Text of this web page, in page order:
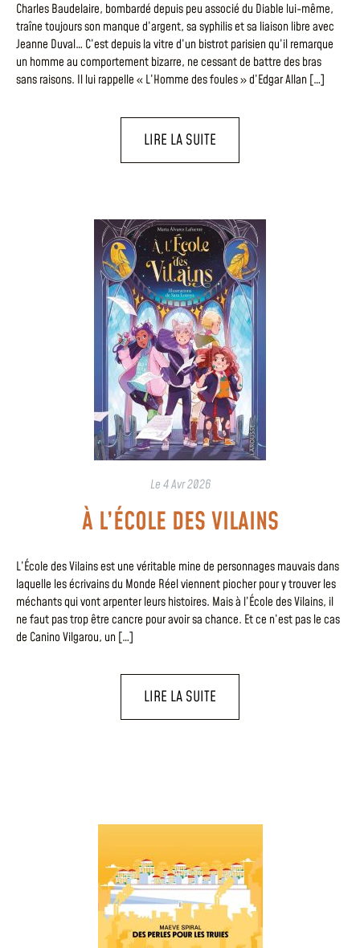
Charles Baudelaire, bombardé depuis peu associé du Diable lui-même,
traîne toujours son manque d’argent, sa syphilis et sa liaison libre avec
Jeanne Duval… C’est depuis la vitre d’un bistrot parisien qu’il remarque
un homme au comportement bizarre, ne cessant de battre des bras
sans raisons. Il lui rappelle « L’Homme des foules » d’Edgar Allan […]
LIRE LA SUITE
Le4 Avr 2026
À L’ÉCOLE DES VILAINS
L’École des Vilains est une véritable mine de personnages mauvais dans
laquelle les écrivains du Monde Réel viennent piocher pour y trouver les
méchants qui vont arpenter leurs histoires. Mais à l’École des Vilains, il
ne faut pas trop être cancre pour avoir sa chance. Et ce n’est pas le cas
de Canino Vilgarou, un […]
LIRE LA SUITE